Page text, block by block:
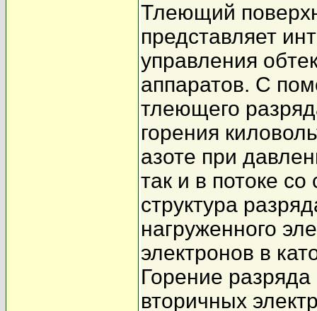
Тлеющий
представляет
управления
аппаратов. С
тлеющего
горения
азоте при
так и в потоке
структура
нагруженного
электронов в
Горение
вторичных